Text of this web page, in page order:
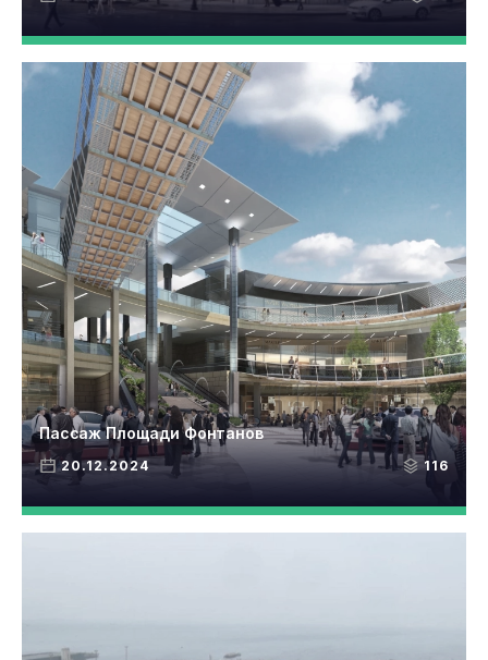
20.12.2024 116
Пассаж Площади Фонтанов